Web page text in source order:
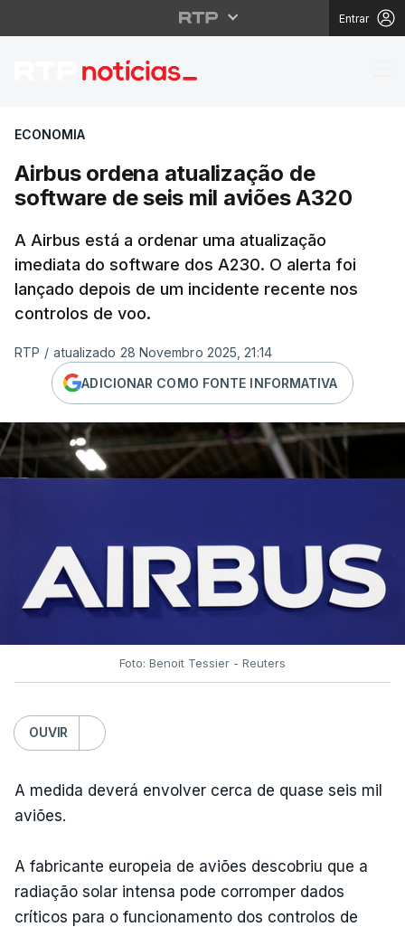
Entrar
Airbus ordena
ECONOMIA
Airbus ordena atualização de
software de seis mil aviões A320
A Airbus está a ordenar uma atualização
imediata do software dos A230. O alerta foi
lançado depois de um incidente recente nos
controlos de voo.
RTP / atualizado 28 Novembro 2025, 21:14
ADICIONAR COMO FONTE INFORMATIVA
Foto: Benoit Tessier - Reuters
OUVIR
A medida deverá envolver cerca de quase seis mil
aviões.
A fabricante europeia de aviões descobriu que a
radiação solar intensa pode corromper dados
críticos para o funcionamento dos controlos de